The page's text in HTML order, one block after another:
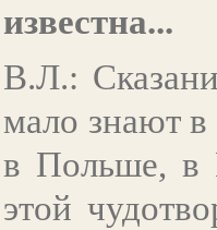
известна...
В.Л.:
мало знают в
в Польше, в
этой